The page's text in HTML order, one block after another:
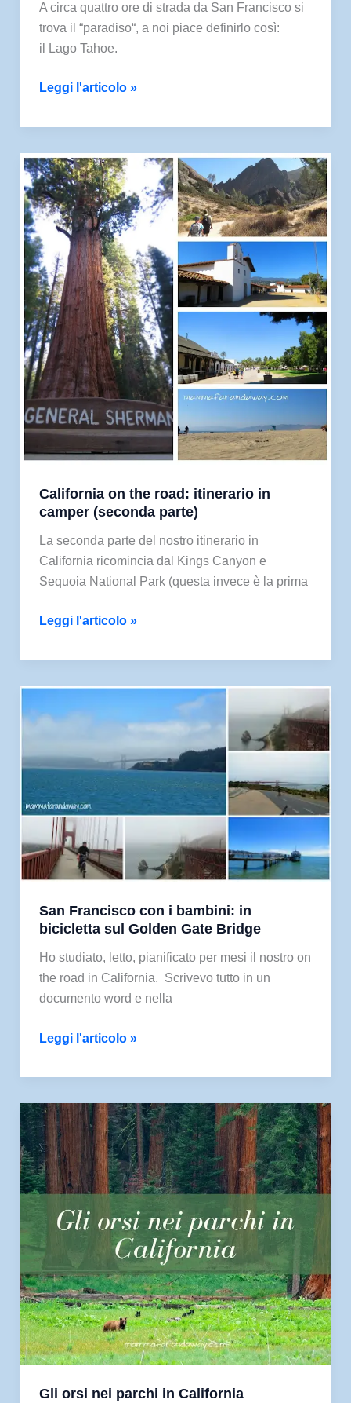
A circa quattro ore di strada da San Francisco si
trova il “paradiso“, a noi piace definirlo così:
il Lago Tahoe.
Lake
California
Leggi l'articolo »
California on the road: itinerario in
camper (seconda parte)
La seconda parte del nostro itinerario in
California ricomincia dal Kings Canyon e
Sequoia National Park (questa invece è la prima
California
the
in
(seconda
Leggi l'articolo »
San Francisco con i bambini: in
bicicletta sul Golden Gate Bridge
Ho studiato, letto, pianificato per mesi il nostro on
the road in California. Scrivevo tutto in un
documento word e nella
San
con
bambini:
in
bicicletta
sul
Golden
Gate
Bridge
Leggi l'articolo »
Gli orsi nei parchi in California